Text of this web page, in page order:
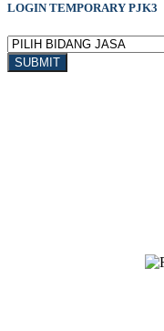
LOGIN TEMPORARY PJK3
SUBMIT